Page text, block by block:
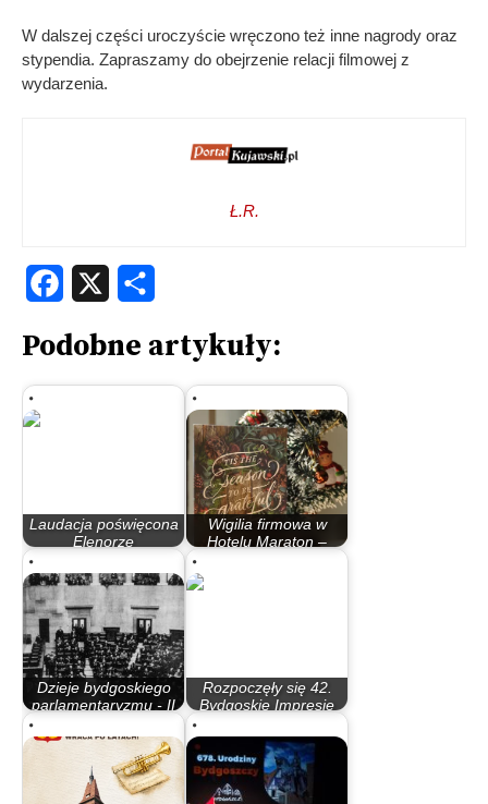
W dalszej części uroczyście wręczono też inne nagrody oraz
stypendia. Zapraszamy do obejrzenie relacji filmowej z
wydarzenia.
Ł.R.
Facebook
Podobne artykuły:
Laudacja poświęcona
Elenorze
Wigilia firmowa w
Hotelu Maraton –
Dzieje bydgoskiego
parlamentaryzmu - II
Rozpoczęły się 42.
Bydgoskie Impresje